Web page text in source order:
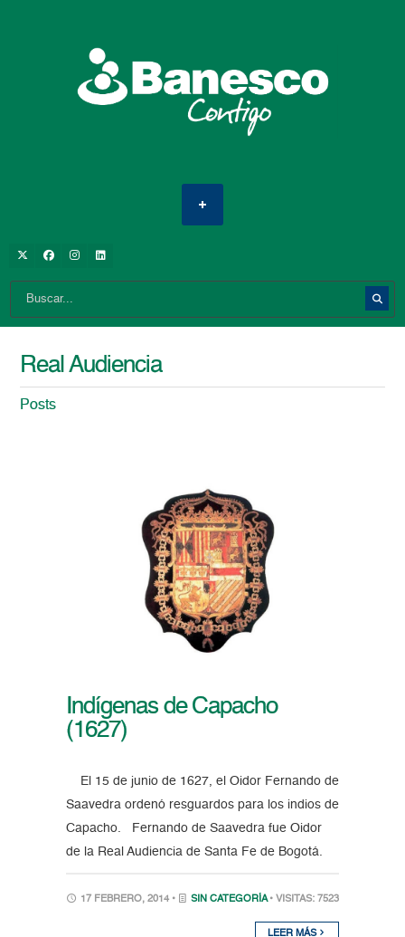
Real Audiencia
Posts
Indígenas de Capacho
(1627)
El 15 de junio de 1627, el Oidor Fernando de
Saavedra ordenó resguardos para los indios de
Capacho. Fernando de Saavedra fue Oidor
de la Real Audiencia de Santa Fe de Bogotá.
17 FEBRERO, 2014 • SIN CATEGORÍA • VISITAS: 7523
LEER MÁS